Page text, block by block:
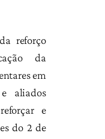
reforço
da
em
aliados
e
do 2 de